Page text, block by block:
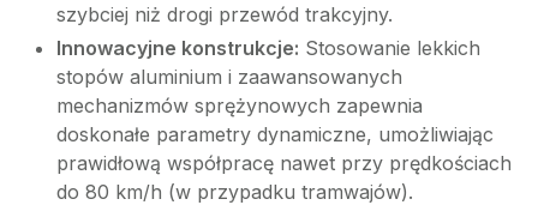
szybciej niż drogi przewód trakcyjny.
Innowacyjne konstrukcje: Stosowanie lekkich
stopów aluminium i zaawansowanych
mechanizmów sprężynowych zapewnia
doskonałe parametry dynamiczne, umożliwiając
prawidłową współpracę nawet przy prędkościach
do 80 km/h (w przypadku tramwajów).